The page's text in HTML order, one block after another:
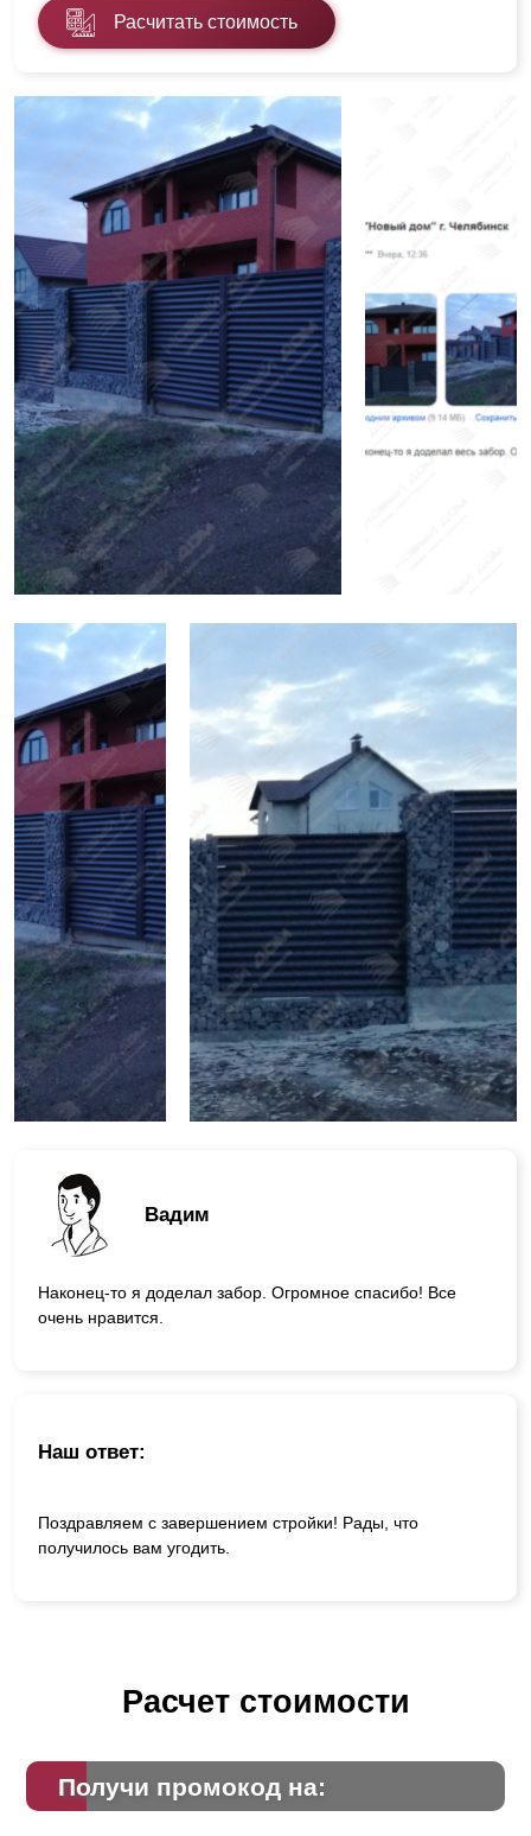
Вадим
Наконец-то я доделал забор. Огромное спасибо! Все
очень нравится.
Наш ответ:
Поздравляем с завершением стройки! Рады, что
получилось вам угодить.
Расчитать стоимость
Расчет стоимости
Получи промокод на: